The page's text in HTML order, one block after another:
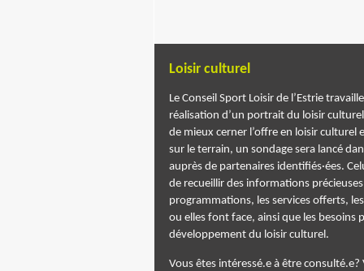
Loisir culturel
Le Conseil Sport Loisir de l’Estrie
réalisation d’un portrait du loisir
de mieux cerner l’offre en loisir culturel
sur le terrain, un sondage sera lancé
auprès de partenaires identifiés·ées.
de recueillir des informations
programmations, les services offerts,
ou elles font face, ainsi que les besoins
développement du loisir culturel.
Vous êtes intéressé.e à être consulté.e?